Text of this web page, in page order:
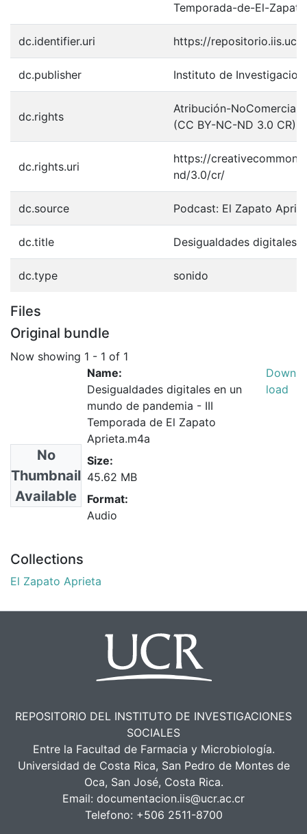
Temporada-de-El-
dc.identifier.uri https://
dc.publisher Instituto de
dc.rights
Atribución-NoComercial-
(CC BY-NC-ND 3.0 CR)
dc.rights.uri
https://
nd/3.0/cr/
dc.source Podcast: El Zapato
dc.title Desigualdades digitales
dc.type sonido
Files
Original bundle
Now showing 1 - 1 of 1
No
Thumbnail
Available
Name:
Desigualdades digitales en un
mundo de pandemia - III
Temporada de El Zapato
Aprieta.m4a
Size:
45.62 MB
Format:
Audio
Down
load
Collections
El Zapato Aprieta
REPOSITORIO DEL INSTITUTO DE INVESTIGACIONES
SOCIALES
Entre la Facultad de Farmacia y Microbiología.
Universidad de Costa Rica, San Pedro de Montes de
Oca, San José, Costa Rica.
Email: documentacion.iis@ucr.ac.cr
Telefono: +506 2511-8700